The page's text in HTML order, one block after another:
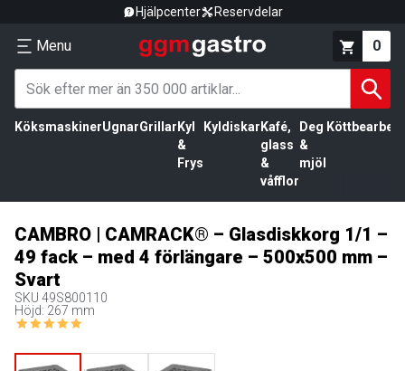
Hjälpcenter Reservdelar
Menu 0
KöksmaskinerUgnarGrillar Kyl
&
Frys
Kyldiskar Kafé,
glass
&
våfflor
Deg
&
mjöl
CAMBRO | CAMRACK® – Glasdiskkorg 1/1 –
49 fack – med 4 förlängare – 500x500 mm –
Svart
SKU 49S800110
Höjd: 267 mm